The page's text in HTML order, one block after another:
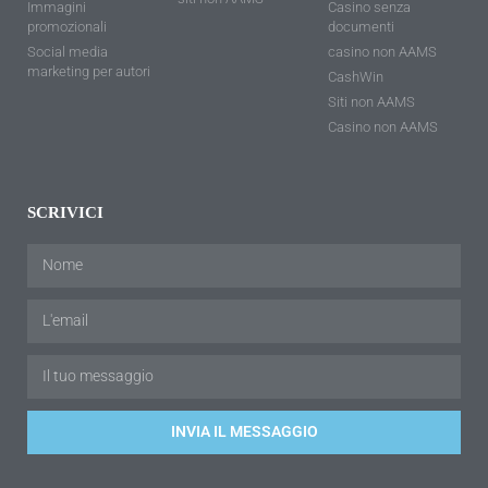
Immagini
promozionali
Social media
marketing per autori
Casino senza
documenti
casino non AAMS
CashWin
Siti non AAMS
Casino non AAMS
SCRIVICI
INVIA IL MESSAGGIO